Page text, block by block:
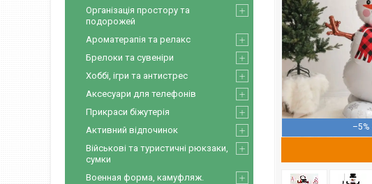
–5%
Організація простору та
подорожей
Ароматерапія та релакс
Брелоки та сувеніри
Хоббі, ігри та антистрес
Аксесуари для телефонів
Прикраси біжутерія
Активний відпочинок
Військові та туристичні рюкзаки,
сумки
Военная форма, камуфляж.